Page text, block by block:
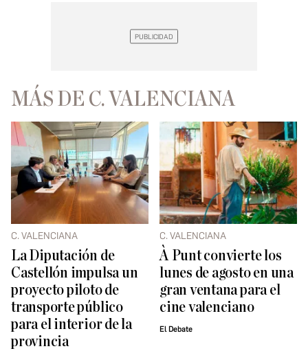
MÁS DE C. VALENCIANA
C. VALENCIANA
La Diputación de
Castellón impulsa un
proyecto piloto de
transporte público
para el interior de la
provincia
C. VALENCIANA
À Punt convierte los
lunes de agosto en una
gran ventana para el
cine valenciano
El Debate